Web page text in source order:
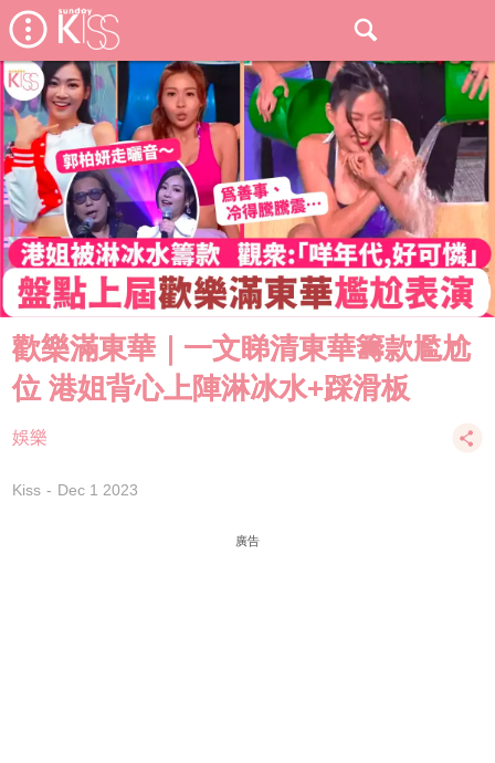
歡樂滿東華｜一文睇清東華籌款尷尬
位 港姐背心上陣淋冰水+踩滑板
娛樂
Kiss Dec 1 2023
廣告